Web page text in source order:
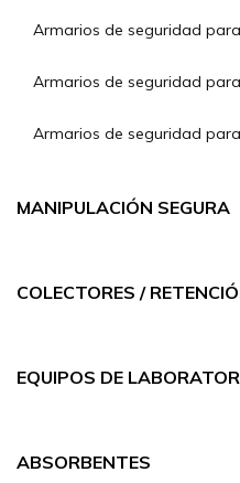
Armarios de seguridad
Armarios de seguridad
Armarios de seguridad
MANIPULACIÓN SEGURA
COLECTORES /
EQUIPOS DE
ABSORBENTES